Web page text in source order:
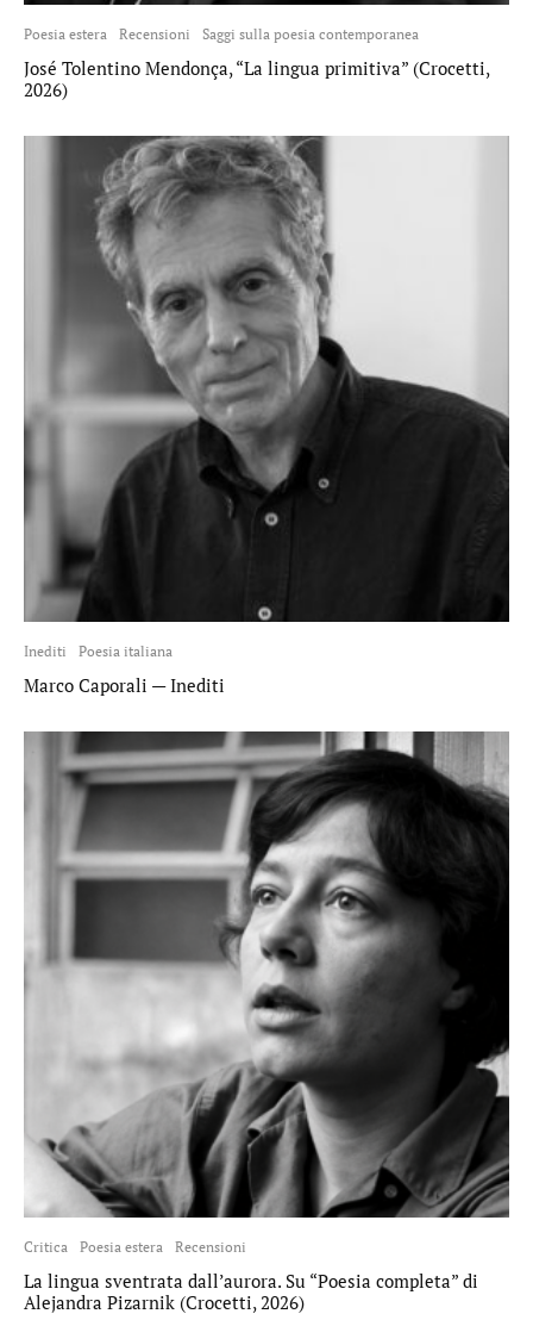
Poesia estera Recensioni Saggi sulla poesia contemporanea
José Tolentino Mendonça, “La lingua primitiva” (Crocetti,
2026)
Inediti Poesia italiana
Marco Caporali — Inediti
Critica Poesia estera Recensioni
La lingua sventrata dall’aurora. Su “Poesia completa” di
Alejandra Pizarnik (Crocetti, 2026)